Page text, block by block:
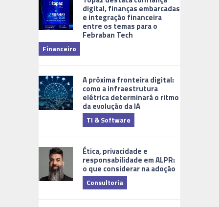
digital, finanças embarcadas
e integração financeira
entre os temas para o
Febraban Tech
Financeiro
A próxima fronteira digital:
como a infraestrutura
elétrica determinará o ritmo
da evolução da IA
TI & Software
Ética, privacidade e
responsabilidade em ALPR:
o que considerar na adoção
Consultoria